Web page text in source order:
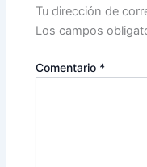
Tu dirección de
Los campos
Comentario *